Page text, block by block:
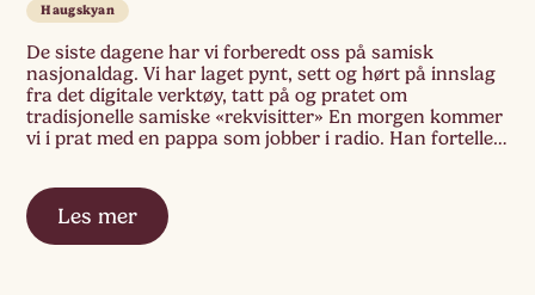
Haugskyan
De siste dagene har vi forberedt oss på samisk
nasjonaldag. Vi har laget pynt, sett og hørt på innslag
fra det digitale verktøy, tatt på og pratet om
tradisjonelle samiske «rekvisitter» En morgen kommer
vi i prat med en pappa som jobber i radio. Han forteller
Les mer